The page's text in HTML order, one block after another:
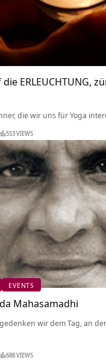
ERLEUCHTUNG,
die wir uns für Yoga
553 VIEWS
EVENTS
Mahasamadhi
wir dem Tag, an
688 VIEWS